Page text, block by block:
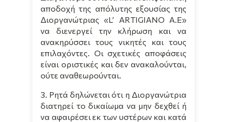
αποδοχή της απόλυτης εξουσίας της
Διοργανώτριας «L’ ARTIGIANO A.E»
να διενεργεί την κλήρωση και να
ανακηρύσσει τους νικητές και τους
επιλαχόντες. Οι σχετικές αποφάσεις
είναι οριστικές και δεν ανακαλούνται,
ούτε αναθεωρούνται.
3. Ρητά δηλώνεται ότι η Διοργανώτρια
διατηρεί το δικαίωμα να μην δεχθεί ή
να αφαιρέσει εκ των υστέρων και κατά